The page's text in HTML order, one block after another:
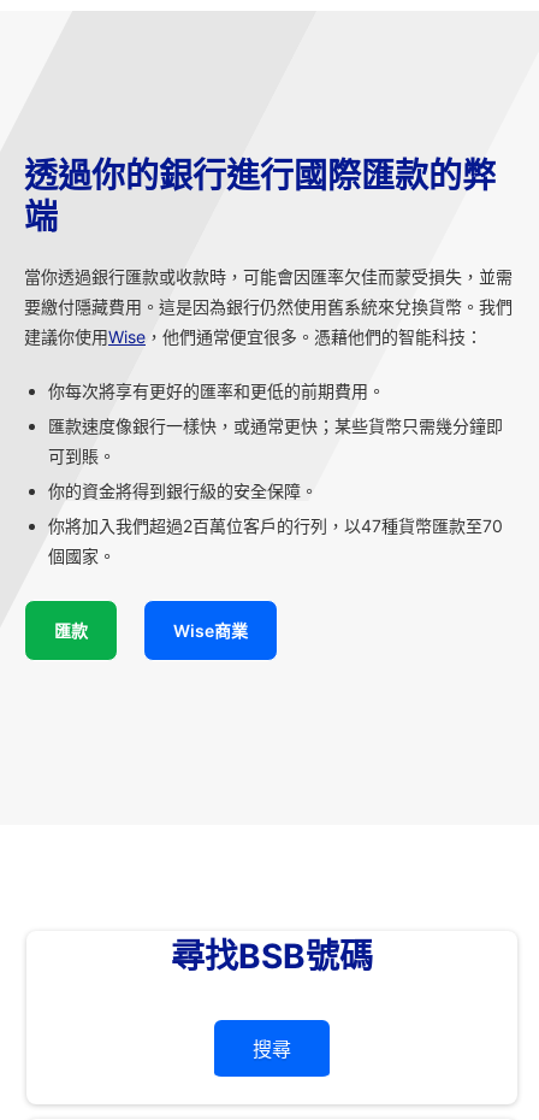
透過你的銀行進行國際匯款的弊
端
當你透過銀行匯款或收款時，可能會因匯率欠佳而蒙受損失，並需
要繳付隱藏費用。這是因為銀行仍然使用舊系統來兌換貨幣。我們
建議你使用Wise ，他們通常便宜很多。憑藉他們的智能科技：
你每次將享有更好的匯率和更低的前期費用。
匯款速度像銀行一樣快，或通常更快；某些貨幣只需幾分鐘即
可到賬。
你的資金將得到銀行級的安全保障。
你將加入我們超過2百萬位客戶的行列，以47種貨幣匯款至70
個國家。
匯款 Wise商業
尋找BSB號碼
搜尋